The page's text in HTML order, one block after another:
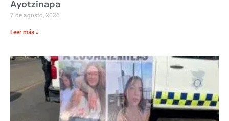
Ayotzinapa
7 de agosto, 2026
Leer más »